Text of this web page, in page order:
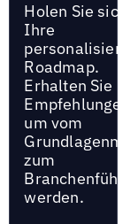
Holen Sie sich
Ihre
personalisierte
Roadmap.
Erhalten Sie
Empfehlungen,
um vom
zum
werden.